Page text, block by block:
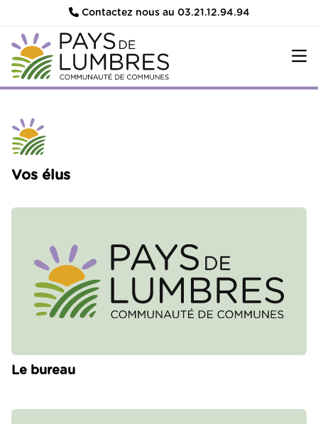
Contactez nous au 03.21.12.94.94
Vos élus
Le bureau